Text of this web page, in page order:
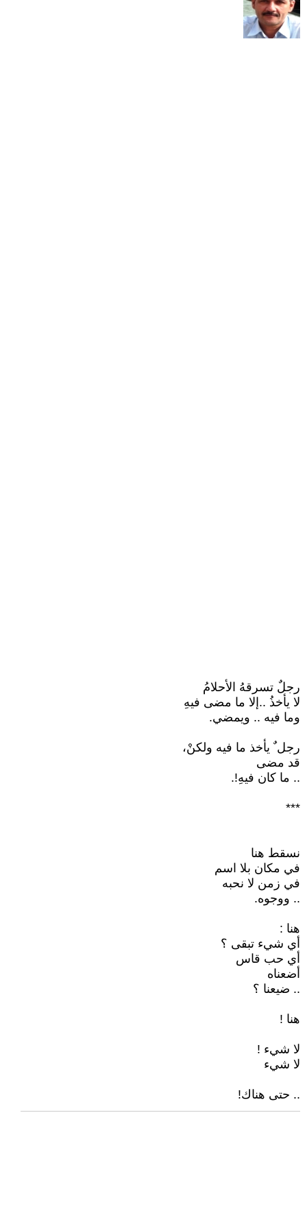
رجلٌ تسرقهُ الأحلامُ
لا يأخذُ ..إلا ما مضى فيهِ
وما فيه .. ويمضي.
رجل ٌ يأخذ ما فيه ولكنْ،
قد مضى
.. ما كان فيهِ!.
***
نسقط هنا
في مكان بلا اسم
في زمن لا نحبه
.. ووجوه.
هنا :
أي شيء تبقى ؟
أي حب قاس
أضعناه
.. ضيعنا ؟
هنا !
لا شيء !
لا شيء
.. حتى هناك!